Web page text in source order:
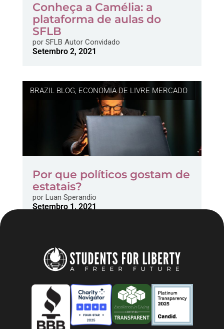
Conheça a Camélia: a
plataforma de aulas do
SFLB
porSFLB Autor Convidado
Setembro 2, 2021
BRAZIL BLOG, ECONOMIA DE LIVRE MERCADO
Por que políticos gostam de
estatais?
porLuan Sperandio
Setembro 1, 2021